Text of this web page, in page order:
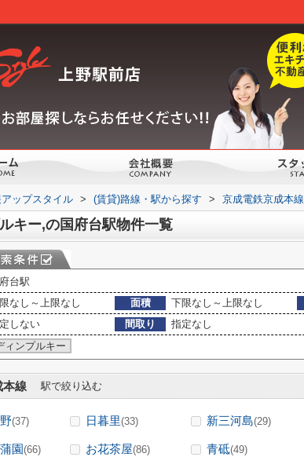
ップスタイル > (賃貸)路線・駅から探す > 京成電鉄京成本線
キー,の国府台駅物件一覧
台駅
なし～上限なし 面積 下限なし～上限なし
しない 間取り
指定なし
ィンプルキー
本線 駅で絞り込む
(37) 日暮里(33) 新三河島(29)
園(66) お花茶屋(86) 青砥(49)